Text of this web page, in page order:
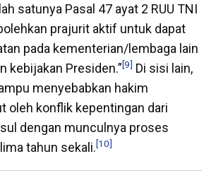
satunya Pasal 47 ayat 2 RUU TNI
prajurit aktif untuk dapat
pada kementerian/lembaga lain
kebijakan Presiden.”[9] Di sisi lain,
menyebabkan hakim
oleh konflik kepentingan dari
dengan munculnya proses
tahun sekali.[10]